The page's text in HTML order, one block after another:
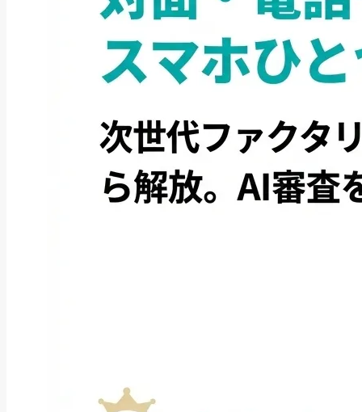
お役立ち情報
【情報先取り】2026年9月の自治
体PayPa...
2026年8月10日